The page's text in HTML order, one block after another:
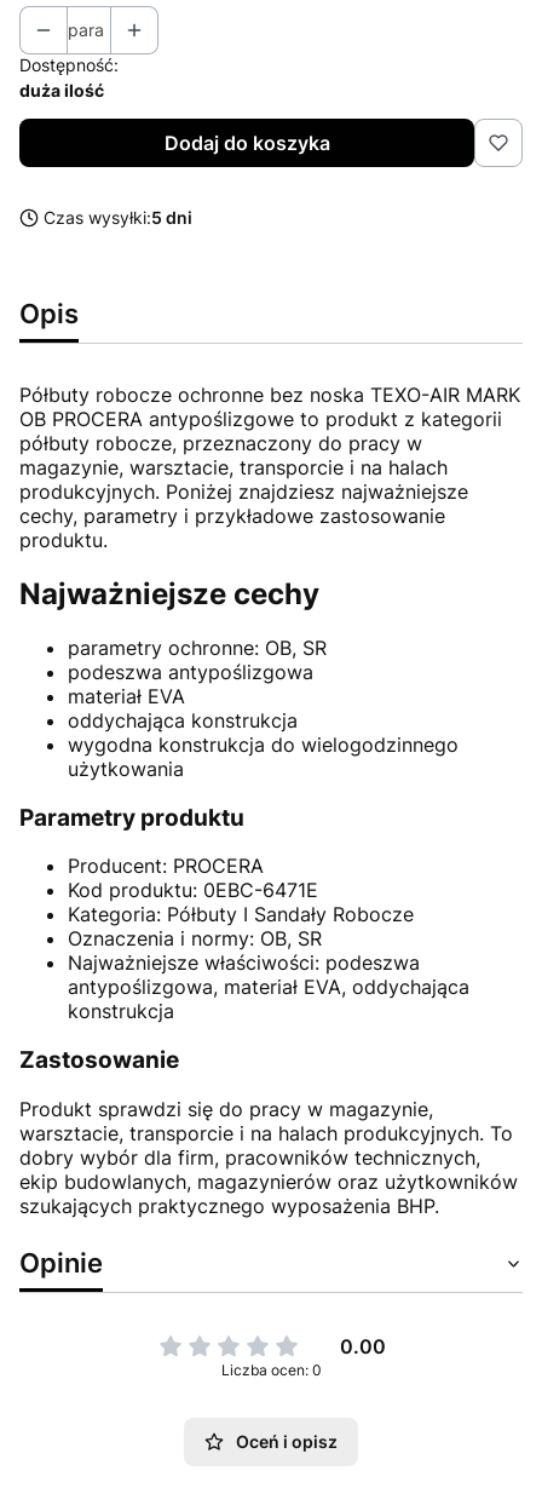
para
Dostępność:
duża ilość
Dodaj do koszyka
Czas wysyłki:5 dni
Opis
Półbuty robocze ochronne bez noska TEXO-AIR MARK
OB PROCERA antypoślizgowe to produkt z kategorii
półbuty robocze, przeznaczony do pracy w
magazynie, warsztacie, transporcie i na halach
produkcyjnych. Poniżej znajdziesz najważniejsze
cechy, parametry i przykładowe zastosowanie
produktu.
Najważniejsze cechy
parametry ochronne: OB, SR
podeszwa antypoślizgowa
materiał EVA
oddychająca konstrukcja
wygodna konstrukcja do wielogodzinnego
użytkowania
Parametry produktu
Producent: PROCERA
Kod produktu: 0EBC-6471E
Kategoria: Półbuty I Sandały Robocze
Oznaczenia i normy: OB, SR
Najważniejsze właściwości: podeszwa
antypoślizgowa, materiał EVA, oddychająca
konstrukcja
Zastosowanie
Produkt sprawdzi się do pracy w magazynie,
warsztacie, transporcie i na halach produkcyjnych. To
dobry wybór dla firm, pracowników technicznych,
ekip budowlanych, magazynierów oraz użytkowników
szukających praktycznego wyposażenia BHP.
Opinie
0.00
Liczba ocen: 0
Oceń i opisz